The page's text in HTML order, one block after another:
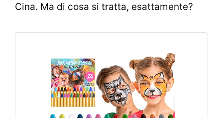
Cina. Ma di cosa si tratta, esattamente?